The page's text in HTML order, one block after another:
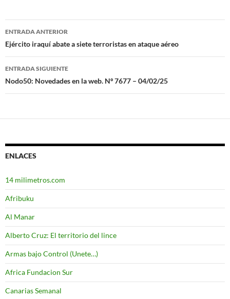
Navegación
de
entradas
ENTRADA ANTERIOR
Ejército iraquí abate a siete terroristas en ataque aéreo
ENTRADA SIGUIENTE
Nodo50: Novedades en la web. Nº 7677 – 04/02/25
ENLACES
14 milimetros.com
Afribuku
Al Manar
Alberto Cruz: El territorio del lince
Armas bajo Control (Unete…)
Africa Fundacion Sur
Canarias Semanal